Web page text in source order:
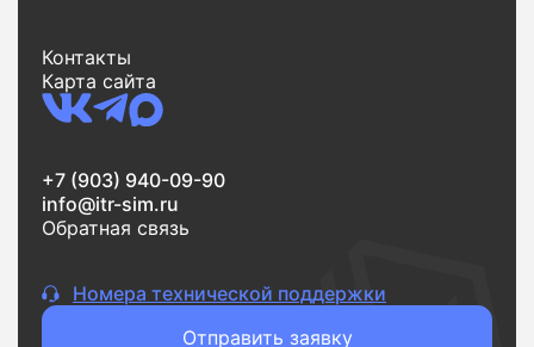
Контакты
Карта сайта
+7 (903) 940-09-90
info@itr-sim.ru
Обратная связь
Номера технической поддержки
Отправить заявку